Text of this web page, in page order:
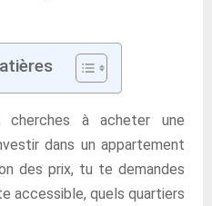
à acheter une
dans un appartement
des prix, tu te demandes
accessible, quels quartiers